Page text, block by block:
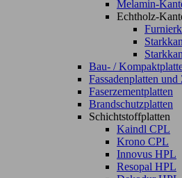
Melamin-
Echtholz-
Bau- /
Fassadenplatten und
Faserzementplatten
Brandschutzplatten
Schichtstoffplatten
Kaindl CPL
Krono CPL
Innovus HPL
Resopal HPL